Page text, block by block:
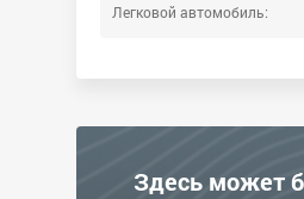
Легковой автомобиль:
Здесь может